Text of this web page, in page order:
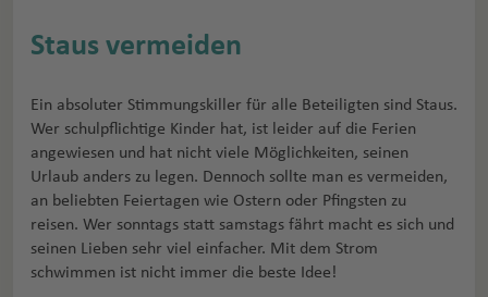
Staus vermeiden
Ein absoluter Stimmungskiller für alle Beteiligten sind Staus.
Wer schulpflichtige Kinder hat, ist leider auf die Ferien
angewiesen und hat nicht viele Möglichkeiten, seinen
Urlaub anders zu legen. Dennoch sollte man es vermeiden,
an beliebten Feiertagen wie Ostern oder Pfingsten zu
reisen. Wer sonntags statt samstags fährt macht es sich und
seinen Lieben sehr viel einfacher. Mit dem Strom
schwimmen ist nicht immer die beste Idee!